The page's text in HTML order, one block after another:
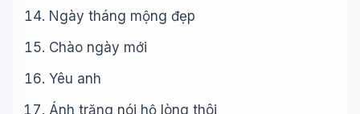
Ngày tháng mộng đẹp
Chào ngày mới
Yêu anh
Ánh trăng nói hộ lòng thôi